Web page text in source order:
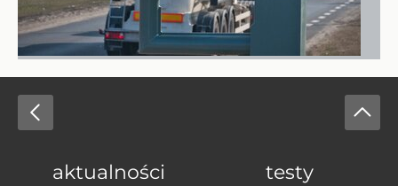
aktualności
testy